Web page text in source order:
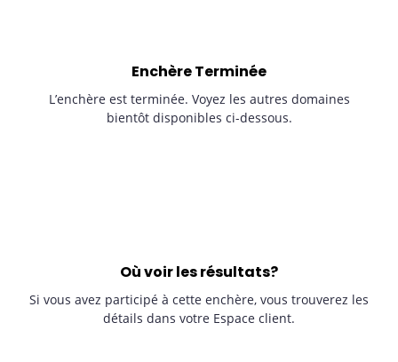
Enchère Terminée
L’enchère est terminée. Voyez les autres domaines
bientôt disponibles ci-dessous.
Où voir les résultats?
Si vous avez participé à cette enchère, vous trouverez les
détails dans votre Espace client.